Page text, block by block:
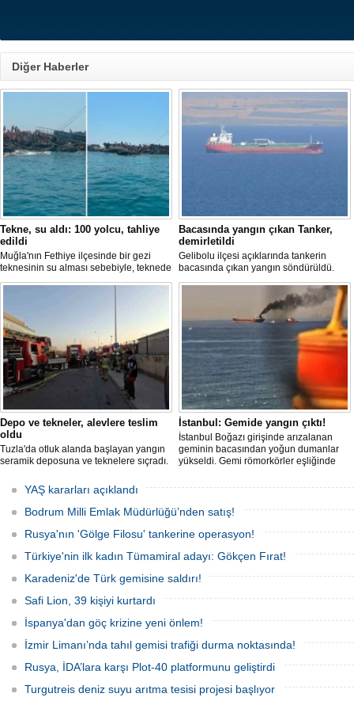
Diğer Haberler
Tekne, su aldı: 100 yolcu, tahliye
edildi
Muğla'nın Fethiye ilçesinde bir gezi
teknesinin su alması sebebiyle, teknede
bulunan 100 yolcu tahliye edildi,
Bacasında yangın çıkan Tanker,
demirletildi
Gelibolu ilçesi açıklarında tankerin
bacasında çıkan yangın söndürüldü.
Tanker, ardından Şevketiye Demir
Depo ve tekneler, alevlere teslim
oldu
Tuzla'da otluk alanda başlayan yangın
seramik deposuna ve teknelere sıçradı.
alevleri kontrol altına aldı.
İstanbul: Gemide yangın çıktı!
İstanbul Boğazı girişinde arızalanan
geminin bacasından yoğun dumanlar
yükseldi. Gemi römorkörler eşliğinde
YAŞ kararları açıklandı
Bodrum Milli Emlak Müdürlüğü’nden satış!
Rusya'nın 'Gölge Filosu' tankerine operasyon!
Türkiye'nin ilk kadın Tümamiral adayı: Gökçen Fırat!
Karadeniz'de Türk gemisine saldırı!
Safi Lion, 39 kişiyi kurtardı
İspanya'dan göç krizine yeni önlem!
İzmir Limanı’nda tahıl gemisi trafiği durma noktasında!
Rusya, İDA’lara karşı Plot-40 platformunu geliştirdi
Turgutreis deniz suyu arıtma tesisi projesi başlıyor